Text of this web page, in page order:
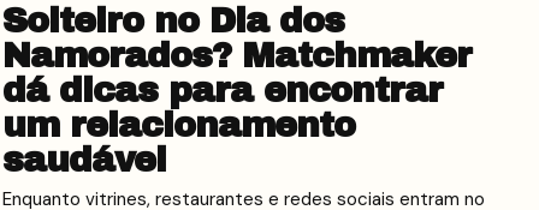
Solteiro no Dia dos
Namorados? Matchmaker
dá dicas para encontrar
um relacionamento
saudável
Enquanto vitrines, restaurantes e redes sociais entram no